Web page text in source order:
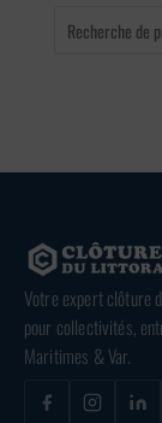
Votre expert clôture
pour collectivités,
Maritimes & Var.